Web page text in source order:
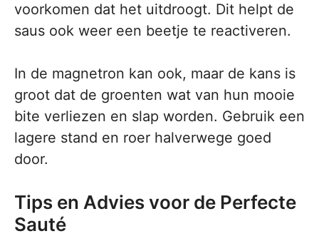
voorkomen dat het uitdroogt. Dit helpt de
saus ook weer een beetje te reactiveren.
In de magnetron kan ook, maar de kans is
groot dat de groenten wat van hun mooie
bite verliezen en slap worden. Gebruik een
lagere stand en roer halverwege goed
door.
Tips en Advies voor de Perfecte
Sauté